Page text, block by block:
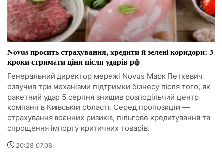
Novus просить страхування, кредити й зелені коридори: 3
кроки стримати ціни після ударів рф
Генеральний директор мережі Novus Марк Петкевич
озвучив три механізми підтримки бізнесу після того, як
ракетний удар 5 серпня знищив розподільчий центр
компанії в Київській області. Серед пропозицій —
страхування воєнних ризиків, пільгове кредитування та
спрощення імпорту критичних товарів.
20:28 07.08